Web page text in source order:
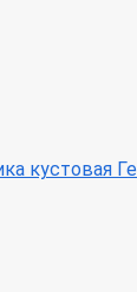
кустовая